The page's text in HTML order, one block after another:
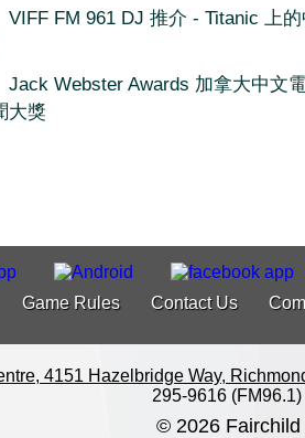
VIFF FM 961 DJ 推介 - Titanic 上
Jack Webster Awards 加拿大中文
大獎
Game Rules Contact Us
4151 Hazelbridge Way,
295-9616 (FM96.1)
© 2026 Fairchild